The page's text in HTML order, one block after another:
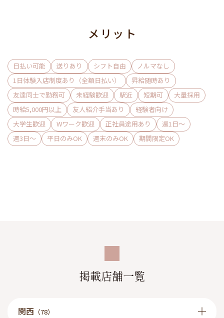
メリット
日払い可能 送りあり シフト自由
ノルマなし
1日体験入店制度あり（全額日払い）
昇給随時あり
友達同士で勤務可
未経験歓迎 駅近 短期可
大量採用
時給5,000円以上
友人紹介手当あり
経験者向け
大学生歓迎
Wワーク歓迎 正社員途用あり
週1日〜
週3日〜
平日のみOK 週末のみOK 期間限定OK
掲載店舗一覧
関西 （78）